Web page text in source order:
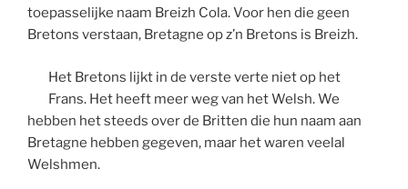
toepasselijke naam Breizh Cola. Voor hen die geen
Bretons verstaan, Bretagne op z’n Bretons is Breizh.
Het Bretons lijkt in de verste verte niet op het
Frans. Het heeft meer weg van het Welsh. We
hebben het steeds over de Britten die hun naam aan
Bretagne hebben gegeven, maar het waren veelal
Welshmen.